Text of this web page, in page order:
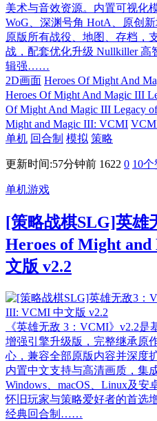
美术与音效资源。内置可视化
WoG、深渊号角 HotA、原创
原版所有战役、地图、存档，
战，配套优化升级 Nullkiller
辑强……
2D画面 Heroes Of Might And
Heroes Of Might And Magic III
Of Might And Magic III Legacy
Might and Magic III: VCMI
单机 回合制 模拟 策略
更新时间:57分钟前 1622 0 10个
单机游戏
[策略战棋SLG]英雄
Heroes of Might
文版 v2.2
《英雄无敌 3：VCMI》v2.2
增强引擎升级版，完整继承原
心，兼容全部原版内容并深度
内置中文支持与高清画质，集
Windows、macOS、Linux及
怀旧玩家与策略爱好者的首选
经典回合制……